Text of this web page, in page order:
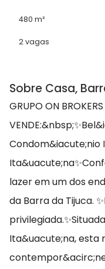
480 m²
2 vagas
Sobre Casa,
GRUPO ON BROKERS
Condom&iacute;nio
lazer em um dos
da Barra da Tijuca.
Ita&uacute;na, esta